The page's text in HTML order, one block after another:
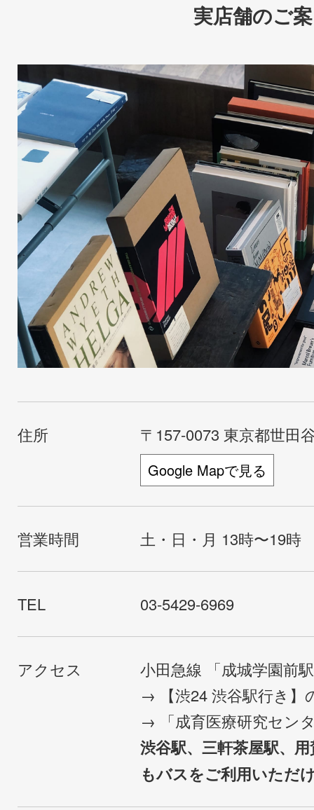
実店舗のご
住所 〒157-0073 東京都世田
Google Mapで見る
営業時間 土・日・月 13時〜19時
TEL 03-5429-6969
アクセス
小田急線 「成城学園前
→ 【渋24 渋谷駅行き】
→ 「成育医療研究セン
渋谷駅、三軒茶屋駅、
もバスをご利用いただ